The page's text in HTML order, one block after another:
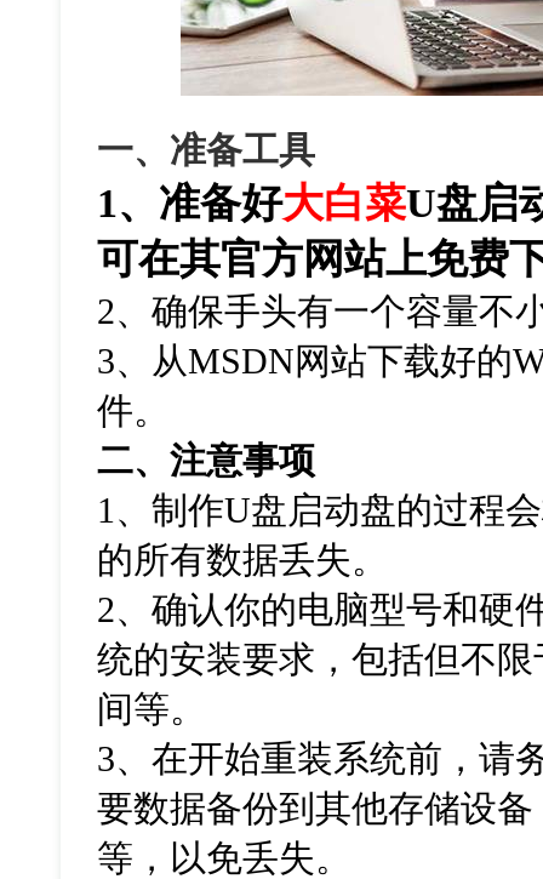
一、准备工具
1、准备好大白菜U盘启
可在其官方网站上免费
2、确保手头有一个容量不
3、从MSDN网站下载好的
件。
二、注意事项
1、制作U盘启动盘的过程
的所有数据丢失。
2、确认你的电脑型号和硬
统的安装要求，包括但不
间等。
3、在开始重装系统前，请
要数据备份到其他存储设
等，以免丢失。